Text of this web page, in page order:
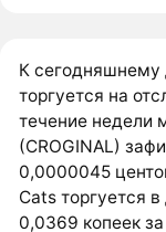
К сегодняшнему
торгуется на
течение недели
(CROGINAL)
0,0000045
Cats торгуется
0,0369 копеек за